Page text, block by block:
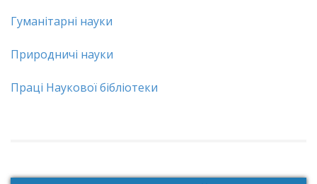
Гуманітарні науки
Природничі науки
Праці Наукової бібліотеки